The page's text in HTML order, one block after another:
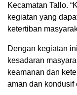
Kecamatan Tallo.
kegiatan yang
ketertiban
Dengan kegiatan
kesadaran
keamanan dan
aman dan